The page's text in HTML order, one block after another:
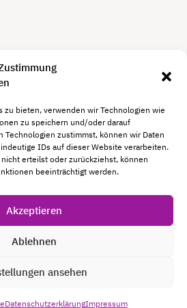
zu bieten, verwenden wir Technologien wie
zu speichern und/oder darauf
Technologien zustimmst, können wir Daten
IDs auf dieser Website verarbeiten.
erteilst oder zurückziehst, können
beeinträchtigt werden.
Akzeptieren
Ablehnen
ansehen
DatenschutzerklärungImpressum
Freiheit
- Verlag Business Gestalten
(EU)|Kontakt |AGB